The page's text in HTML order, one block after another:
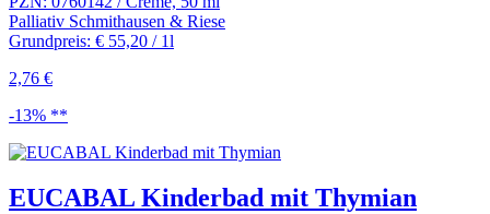
Palliativ Schmithausen & Riese
Grundpreis: € 55,20 / 1l
2,76 €
-13% **
EUCABAL Kinderbad mit Thymian